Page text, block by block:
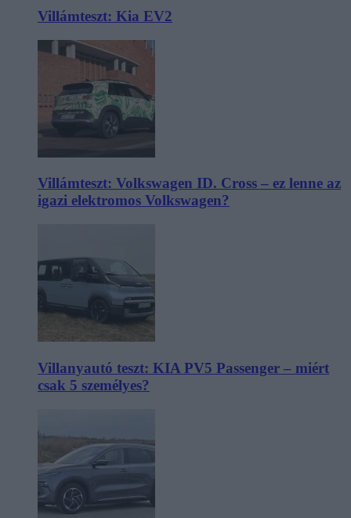
Villámteszt: Kia EV2
Villámteszt: Volkswagen ID. Cross – ez lenne az
igazi elektromos Volkswagen?
Villanyautó teszt: KIA PV5 Passenger – miért
csak 5 személyes?